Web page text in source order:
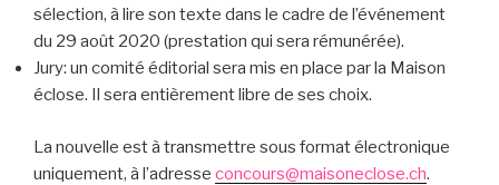
sélection, à lire son texte dans le cadre de l’événement
du 29 août 2020 (prestation qui sera rémunérée).
Jury: un comité éditorial sera mis en place par la Maison
éclose. Il sera entièrement libre de ses choix.
La nouvelle est à transmettre sous format électronique
uniquement, à l’adresse concours@maisoneclose.ch.